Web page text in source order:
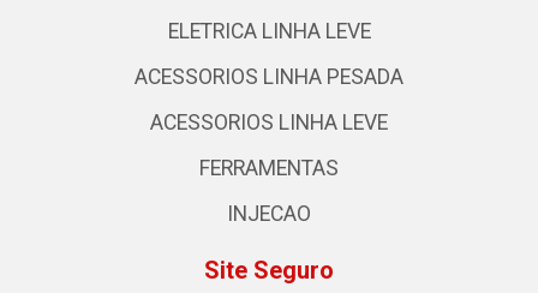
ELETRICA LINHA LEVE
ACESSORIOS LINHA PESADA
ACESSORIOS LINHA LEVE
FERRAMENTAS
INJECAO
Site Seguro